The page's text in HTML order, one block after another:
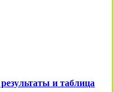
и таблица